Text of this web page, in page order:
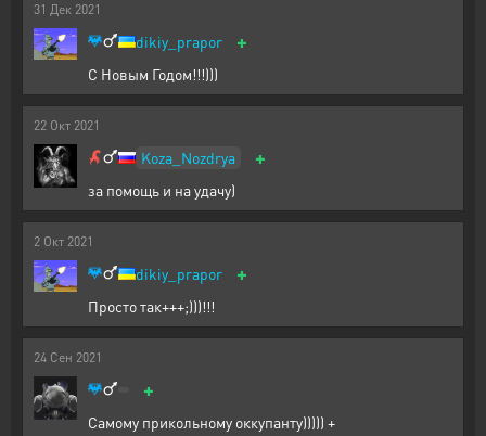
31 Дек 2021
dikiy_prapor +
С Новым Годом!!!)))
22 Окт 2021
Koza_Nozdrya +
за помощь и на удачу)
2 Окт 2021
dikiy_prapor +
Просто так+++;)))!!!
24 Сен 2021
+
Самому прикольному оккупанту))))) +